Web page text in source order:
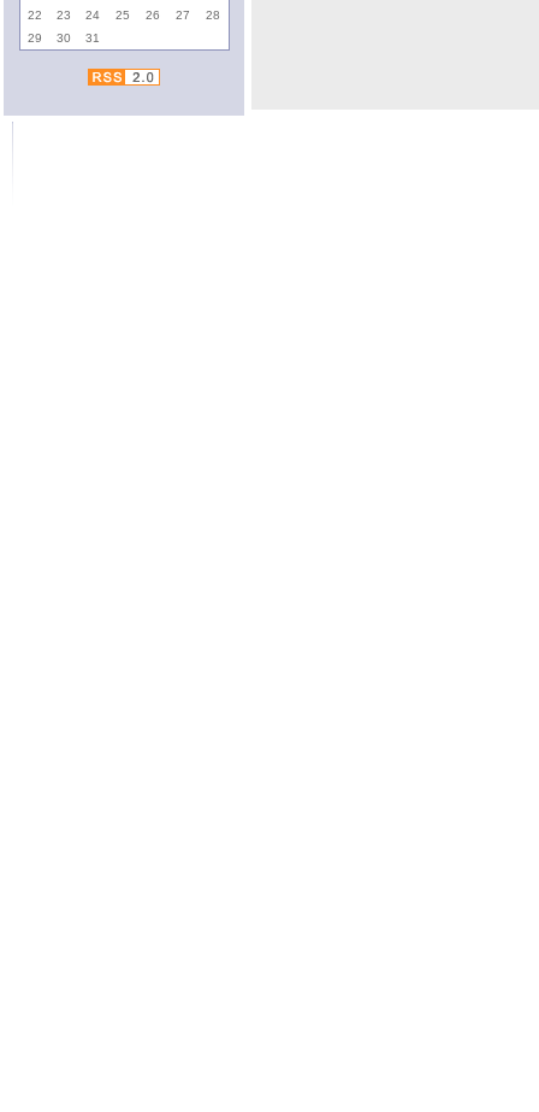
22
23 24 25 26 27
28
29
30 31